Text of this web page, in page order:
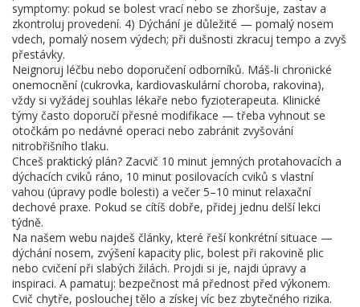
symptomy: pokud se bolest vrací nebo se zhoršuje, zastav a
zkontroluj provedení. 4) Dýchání je důležité — pomalý nosem
vdech, pomalý nosem výdech; při dušnosti zkracuj tempo a zvyš
přestávky.
Neignoruj léčbu nebo doporučení odborníků. Máš-li chronické
onemocnění (cukrovka, kardiovaskulární choroba, rakovina),
vždy si vyžádej souhlas lékaře nebo fyzioterapeuta. Klinické
týmy často doporučí přesné modifikace — třeba vyhnout se
otočkám po nedávné operaci nebo zabránit zvyšování
nitrobřišního tlaku.
Chceš praktický plán? Zacvič 10 minut jemných protahovacích a
dýchacích cviků ráno, 10 minut posilovacích cviků s vlastní
vahou (úpravy podle bolesti) a večer 5–10 minut relaxační
dechové praxe. Pokud se cítíš dobře, přidej jednu delší lekci
týdně.
Na našem webu najdeš články, které řeší konkrétní situace —
dýchání nosem, zvýšení kapacity plic, bolest při rakovině plic
nebo cvičení při slabých žilách. Projdi si je, najdi úpravy a
inspiraci. A pamatuj: bezpečnost má přednost před výkonem.
Cvič chytře, poslouchej tělo a získej víc bez zbytečného rizika.